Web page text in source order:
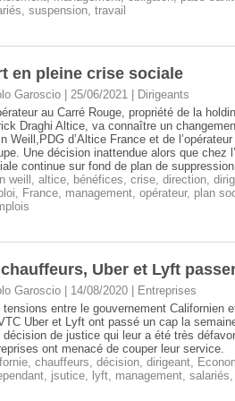
, suspension, travail
en pleine crise sociale
Garoscio | 25/06/2021
Dirigeants
au Carré Rouge, propriété de la
Draghi Altice, va connaître un
Weill,PDG d’Altice France et de
Une décision inattendue alors que chez
continue sur fond de plan de suppression
weill , altice, bénéfices, crise, direction,
, France, management, opérateur, plan
Uber et Lyft
Garoscio | 14/08/2020
Entreprises
tensions entre le gouvernement Californien
Uber et Lyft ont passé un cap la
décision de justice qui leur a été très
ont menacé de couper leur service.
, chauffeurs, décision, dirigeant,
, jsutice, lyft, management, salariés,